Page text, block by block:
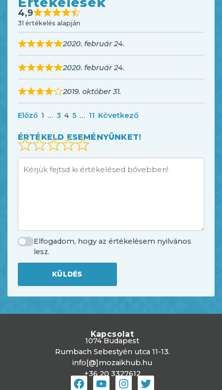
4,9
31 értékelés alapján
2020. február 24.
2020. február 24.
2019. október 31.
Előző 1 … 3 4 5 … 11 Következő
ÉRTÉKELD ESEMÉNYÜNKET!
Elfogadom, hogy az értékelésem nyilvános
lesz.
KÜLDÉS
Kapcsolat
1074 Budapest
Rumbach Sebestyén utca 11-13.
info[@]mozaikhub.hu
+36 20 3327612